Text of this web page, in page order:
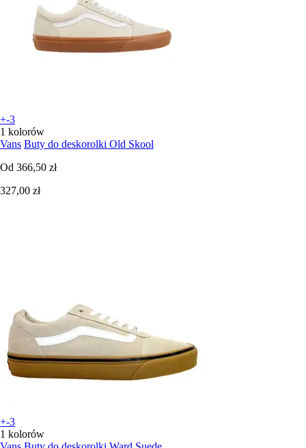
+-3
1 kolorów
Vans Buty do deskorolki Old Skool
Od 366,50 zł
327,00 zł
+-3
1 kolorów